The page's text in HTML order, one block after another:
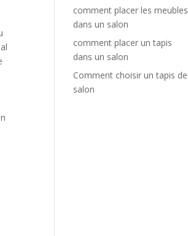
comment placer les meubles
dans un salon
comment placer un tapis
dans un salon
Comment choisir un tapis de
salon